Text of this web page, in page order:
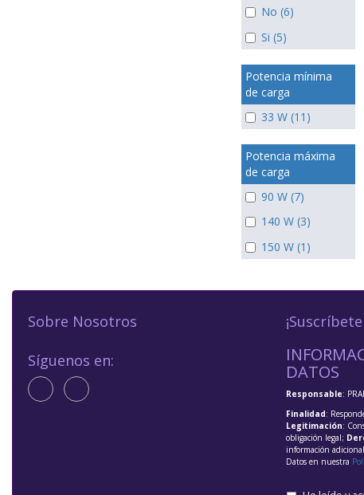
No (6)
Si (5)
Potencia mínima
de carga
33 W (11)
Potencia máxima
de carga
90 W (7)
140 W (3)
150 W (1)
Sobre Nosotros
Síguenos en: DATOS
Responsable:
Finalidad:
Legitimación:
obligación legal;
información
Datos en nuestra